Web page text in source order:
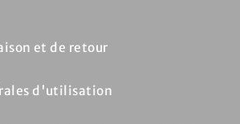
et de retour
d'utilisation